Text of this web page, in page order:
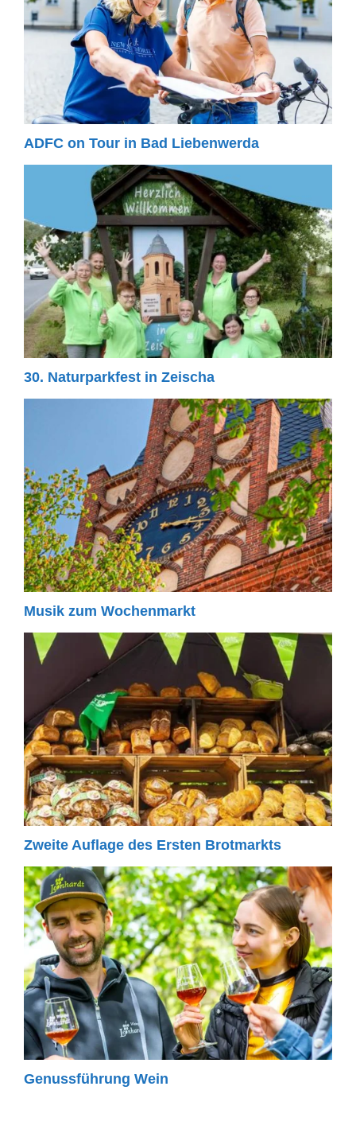
ADFC on Tour in Bad Liebenwerda
30. Naturparkfest in Zeischa
Musik zum Wochenmarkt
Zweite Auflage des Ersten Brotmarkts
Genussführung Wein